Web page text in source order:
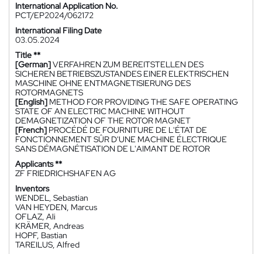
International Application No.
PCT/EP2024/062172
International Filing Date
03.05.2024
Title **
[German]VERFAHREN ZUM BEREITSTELLEN DES
SICHEREN BETRIEBSZUSTANDES EINER ELEKTRISCHEN
MASCHINE OHNE ENTMAGNETISIERUNG DES
ROTORMAGNETS
[English] METHOD FOR PROVIDING THE SAFE OPERATING
STATE OF AN ELECTRIC MACHINE WITHOUT
DEMAGNETIZATION OF THE ROTOR MAGNET
[French] PROCÉDÉ DE FOURNITURE DE L'ÉTAT DE
FONCTIONNEMENT SÛR D'UNE MACHINE ÉLECTRIQUE
SANS DÉMAGNÉTISATION DE L'AIMANT DE ROTOR
Applicants **
ZF FRIEDRICHSHAFEN AG
Inventors
WENDEL, Sebastian
VAN HEYDEN, Marcus
OFLAZ, Ali
KRÄMER, Andreas
HOPF, Bastian
TAREILUS, Alfred